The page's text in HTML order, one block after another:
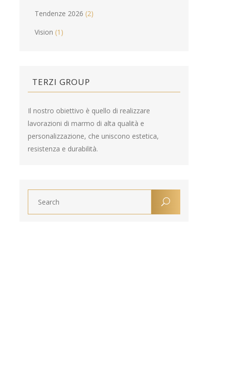
Tendenze 2026 (2)
Vision (1)
TERZI GROUP
Il nostro obiettivo è quello di realizzare
lavorazioni di marmo di alta qualità e
personalizzazione, che uniscono estetica,
resistenza e durabilità.